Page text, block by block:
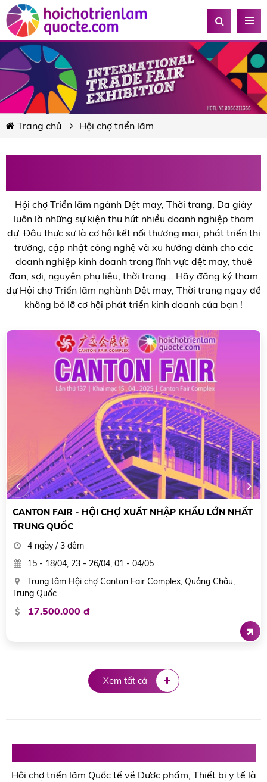
Trang chủ Hội chợ triển lãm
Hội chợ Triển lãm ngành Dệt may, Thời trang, Da giày
luôn là những sự kiện thu hút nhiều doanh nghiệp tham
dự. Đâu thực sự là cơ hội kết nối thương mại, phát triển thị
trường, cập nhật công nghệ và xu hướng dành cho các
doanh nghiệp kinh doanh trong lĩnh vực dệt may, thuê
đan, sợi, nguyên phụ liệu, thời trang... Hãy đăng ký tham
dự Hội chợ Triển lãm nghành Dệt may, Thời trang ngay để
không bỏ lỡ cơ hội phát triển kinh doanh của bạn !
INTERTEXTILE SHANGHAI - TRIỂN LÃM DỆT MAY, VẢI
VÀ PHỤ KIỆN NỔI TIẾNG THẾ GIỚI
4 ngày / 3 đêm
10/03/2025
National Exhibition & Convention Center (NECC), Shanghai
19.500.000 đ
Xem tất cả
Hội chợ triển lãm Quốc tế về Dược phẩm, Thiết bị y tế là